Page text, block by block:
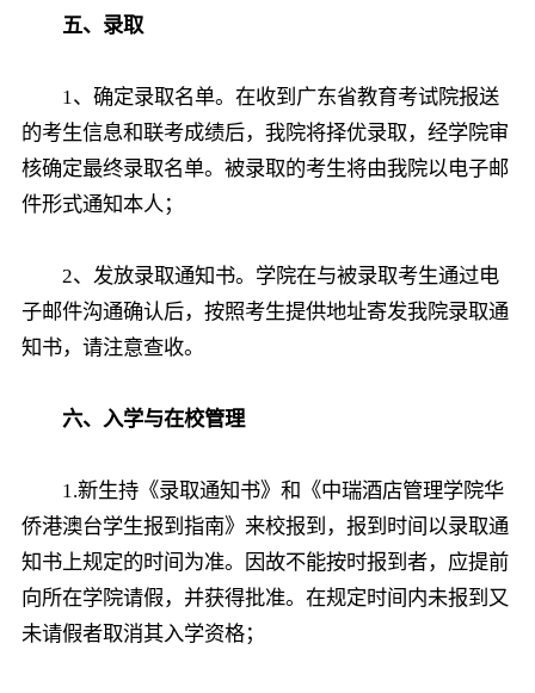
五、录取
1、确定录取名单。在收到广东省教育考试院报送
的考生信息和联考成绩后，我院将择优录取，经学院审
核确定最终录取名单。被录取的考生将由我院以电子邮
件形式通知本人；
2、发放录取通知书。学院在与被录取考生通过电
子邮件沟通确认后，按照考生提供地址寄发我院录取通
知书，请注意查收。
六、入学与在校管理
1.新生持《录取通知书》和《中瑞酒店管理学院华
侨港澳台学生报到指南》来校报到，报到时间以录取通
知书上规定的时间为准。因故不能按时报到者，应提前
向所在学院请假，并获得批准。在规定时间内未报到又
未请假者取消其入学资格；